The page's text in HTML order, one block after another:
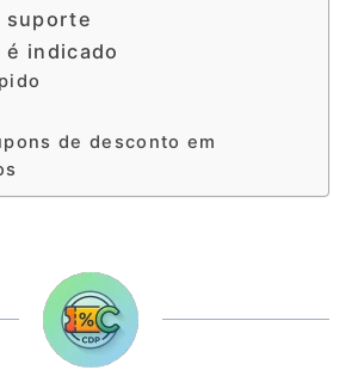
suporte
é indicado
de desconto em